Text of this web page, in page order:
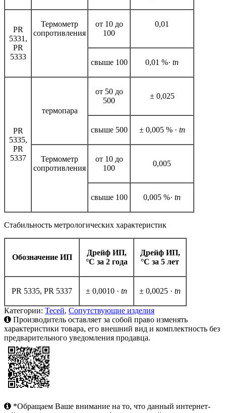
PR
5331,
PR
5333
Термометр
сопротивления
от 10 до
100
0,01
свыше 100 0,01 %· tn
PR
5335,
PR
5337
термопара
от 50 до
500
± 0,025
свыше 500 ± 0,005 % · tn
Термометр
сопротивления
от 10 до
100
0,005
свыше 100 0,005 %· tn
Стабильность метрологических характеристик
Обозначение ИП
Дрейф ИП,
°С за 2 года
Дрейф ИП,
°С за 5 лет
PR 5335, PR 5337 ± 0,0010 · tn ± 0,0025 · tn
Категории: Тесей, Сопутствующие изделия
Производитель оставляет за собой право изменять
характеристики товара, его внешний вид и комплектность без
предварительного уведомления продавца.
*Обращаем Ваше внимание на то, что данный интернет-